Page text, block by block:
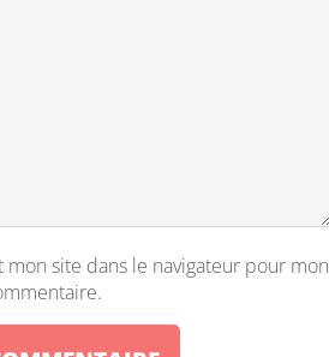
site dans le navigateur pour mon